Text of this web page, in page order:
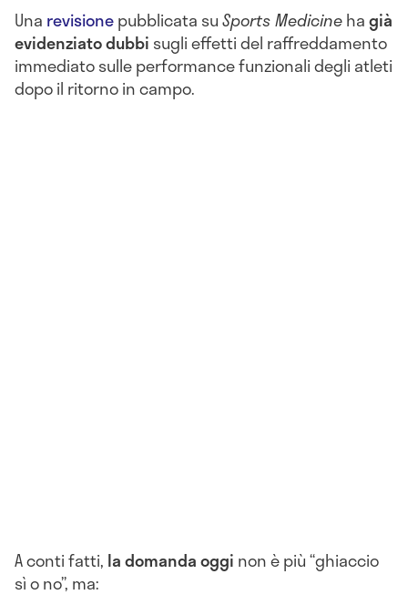
Una revisionepubblicata suSports Medicinehagià
evidenziato dubbi sugli effetti del raffreddamento
immediato sulle performance funzionali degli atleti
dopo il ritorno in campo.
A conti fatti, la domanda oggi non è più “ghiaccio
sì o no”, ma: